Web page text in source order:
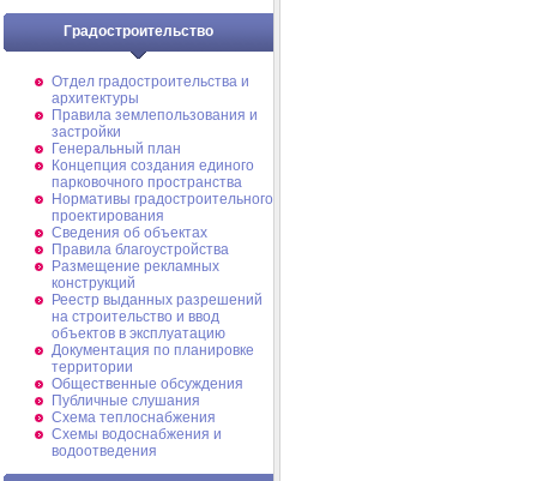
Градостроительство
Отдел градостроительства и
архитектуры
Правила землепользования и
застройки
Генеральный план
Концепция создания единого
парковочного пространства
Нормативы градостроительного
проектирования
Сведения об объектах
Правила благоустройства
Размещение рекламных
конструкций
Реестр выданных разрешений
на строительство и ввод
объектов в эксплуатацию
Документация по планировке
территории
Общественные обсуждения
Публичные слушания
Схема теплоснабжения
Схемы водоснабжения и
водоотведения